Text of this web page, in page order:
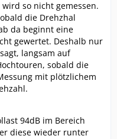
so nicht gemessen.
die Drehzhal
da beginnt eine
gewertet. Deshalb nur
langsam auf
sobald die
mit plötzlichem
94dB im Bereich
diese wieder runter